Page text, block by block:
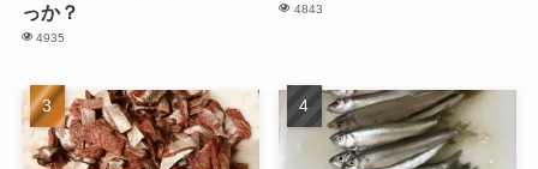
っか？
4935
4843